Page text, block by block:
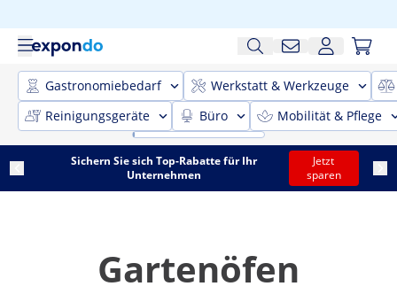
Gastronomiebedarf
Werkstatt & Werkzeuge
Reinigungsgeräte
Büro Mobilität & Pflege
Sichern Sie sich Top-Rabatte für Ihr
Unternehmen
Jetzt
sparen
Gartenöfen